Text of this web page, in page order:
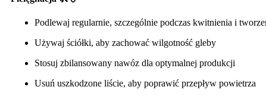
Podlewaj regularnie, szczególnie podczas kwitnienia i
Używaj ściółki, aby zachować wilgotność gleby
Stosuj zbilansowany nawóz dla optymalnej produkcji
Usuń uszkodzone liście, aby poprawić przepływ powietrza